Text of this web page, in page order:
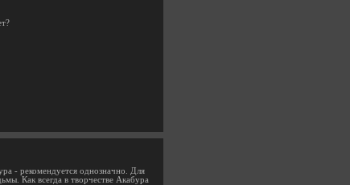
- рекомендуется однозначно. Для
Как всегда в творчестве Акабура